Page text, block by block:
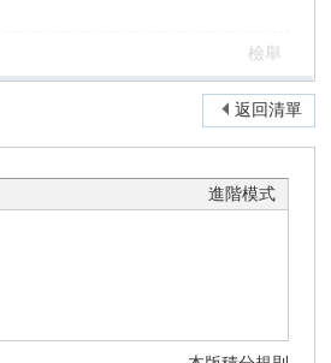
檢舉
返回清單
進階模式